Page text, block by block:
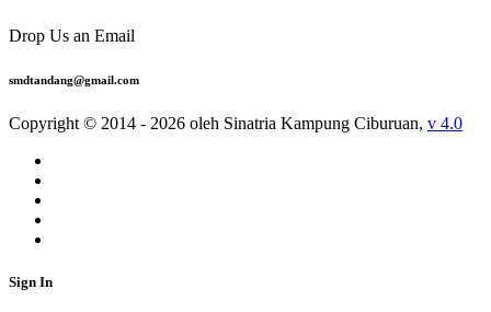
Drop Us an Email
smdtandang@gmail.com
Copyright © 2014 - 2026 oleh Sinatria Kampung Ciburuan, v 4.0
Sign In